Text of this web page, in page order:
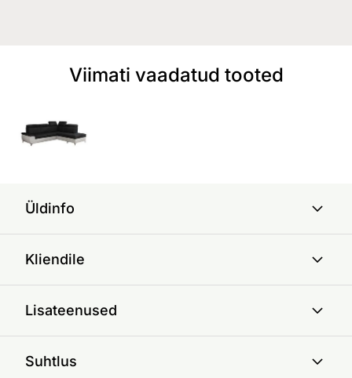
Viimati vaadatud tooted
Üldinfo
Kliendile
Lisateenused
Suhtlus